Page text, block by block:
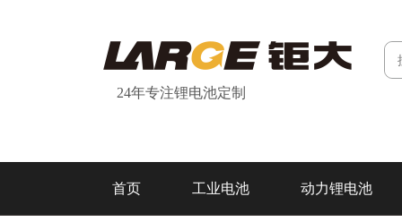
24年专注锂电池定制
首页 工业电池 动力锂电池